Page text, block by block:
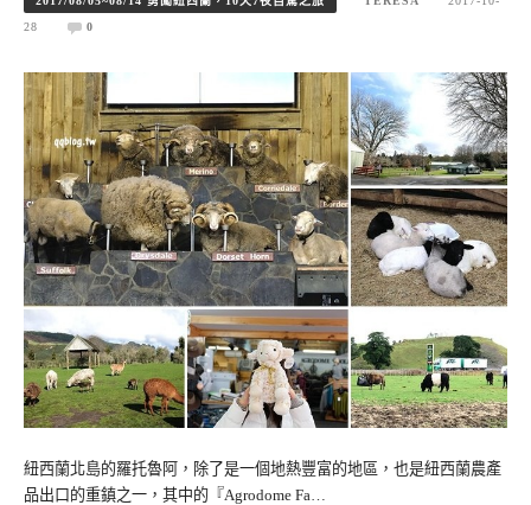
28
0
紐西蘭北島的羅托魯阿，除了是一個地熱豐富的地區，也是紐西蘭農產
品出口的重鎮之一，其中的『Agrodome Fa…